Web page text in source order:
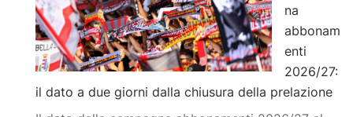
na
abbonam
enti
2026/27:
il dato a due giorni dalla chiusura della prelazione